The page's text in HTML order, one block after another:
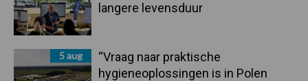
langere levensduur
5 aug
“Vraag naar praktische
hygieneoplossingen is in Polen